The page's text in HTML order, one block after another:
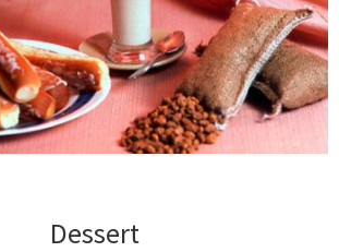
Dessert